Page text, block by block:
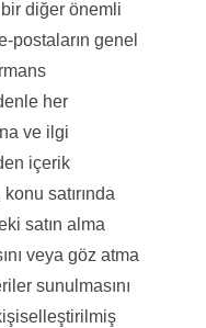
diğer önemli
postaların genel
her
ve ilgi
içerik
satırında
satın alma
veya göz atma
sunulmasını